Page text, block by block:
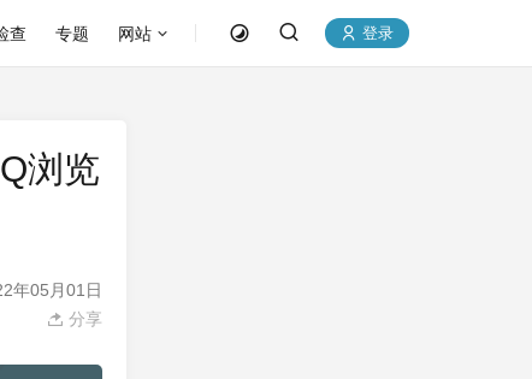
查 专题 网站 登录
浏览
年05月01日
分享